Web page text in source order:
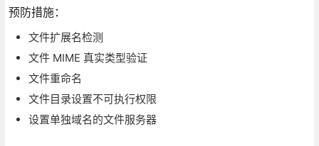
预防措施：
文件扩展名检测
文件 MIME 真实类型验证
文件重命名
文件目录设置不可执行权限
设置单独域名的文件服务器